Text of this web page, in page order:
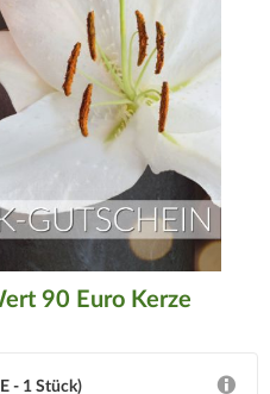
90 Euro Kerze
- 1 Stück)